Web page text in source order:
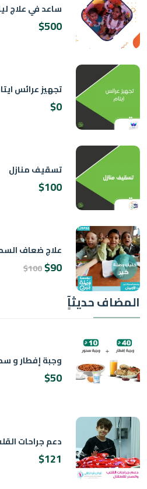
ساعد في علاج ليالي
$500
تجهيز عرائس ايتام
$0
تسقيف منازل
$100
علاج ضعاف السمع
$90
$100
حديثآٍ
وجبة إفطار و سحور
$50
دعم جراحات القلب
$121